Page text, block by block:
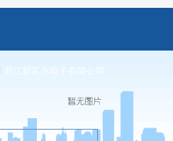
浙江新富尔电子有限公司